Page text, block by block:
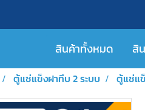
สินค้าทั้งหมด สิ
ตู้แช่แข็งฝาทึบ 2 ระบบ ตู้แช่แ